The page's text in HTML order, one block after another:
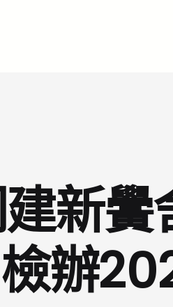
新黌
檢辦